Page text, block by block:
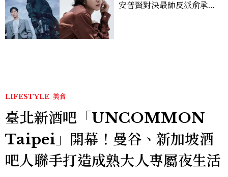
安普賢對決最帥反派俞承
LIFESTYLE 美食
臺北新酒吧「UNCOMMON
Taipei」開幕！曼谷、新加坡酒
吧人聯手打造成熟大人專屬夜生活